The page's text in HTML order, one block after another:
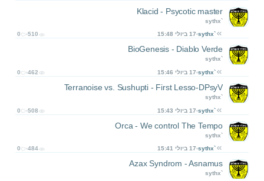
Klacid - Psycotic master
sythx`
sythx` 17 ביולי 15:48 0 510
BioGenesis - Diablo Verde
sythx`
sythx` 17 ביולי 15:46 0 462
Terranoise vs. Sushupti - First Lesso-DPsyV
sythx`
sythx` 17 ביולי 15:43 0 508
Orca - We control The Tempo
sythx`
sythx` 17 ביולי 15:41 0 484
Azax Syndrom - Asnamus
sythx`